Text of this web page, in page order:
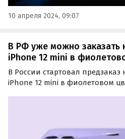
10 апреля 2024, 09:07
В РФ уже можно заказать
iPhone 12 mini в
В России стартовал
iPhone 12 mini в фиолетовом